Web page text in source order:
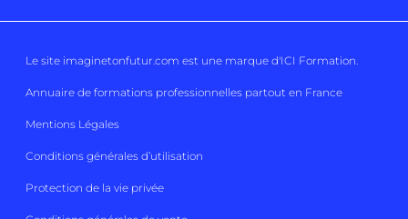
Le site imaginetonfutur.com est une marque d'ICI Formation.
Annuaire de formations professionnelles partout en France
Mentions Légales
Conditions générales d’utilisation
Protection de la vie privée